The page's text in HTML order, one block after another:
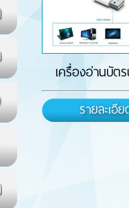
เครื่องอ่านบัต
รายละเอี